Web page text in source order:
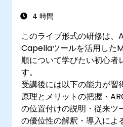
4 時間
このライブ形式の研修は、
Capellaツールを活用した
順について学びたい初心者
す。
受講後には以下の能力が習
原理とメリットの把握・
の位置付けの説明・従来
の優位性の解釈・導入によ